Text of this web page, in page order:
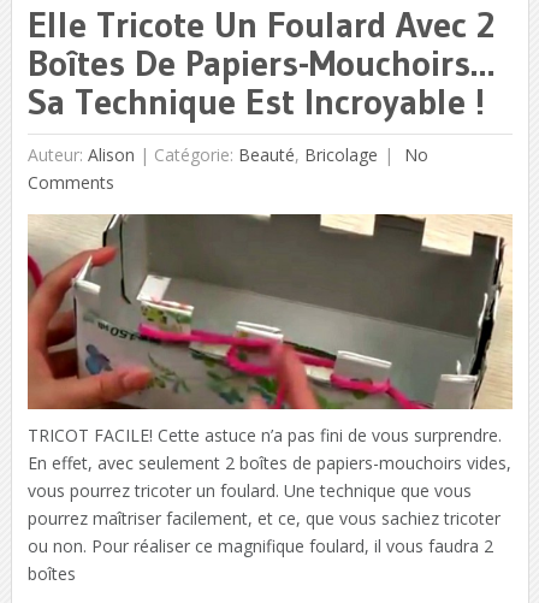
Elle Tricote Un Foulard Avec 2
Boîtes De Papiers-Mouchoirs…
Sa Technique Est Incroyable !
Auteur: Alison | Catégorie: Beauté, Bricolage
No
Comments
TRICOT FACILE! Cette astuce n’a pas fini de vous surprendre.
En effet, avec seulement 2 boîtes de papiers-mouchoirs vides,
vous pourrez tricoter un foulard. Une technique que vous
pourrez maîtriser facilement, et ce, que vous sachiez tricoter
ou non. Pour réaliser ce magnifique foulard, il vous faudra 2
boîtes